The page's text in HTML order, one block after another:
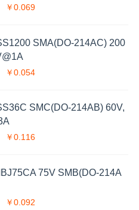
￥0.069
SMA(DO-214AC) 200
￥0.054
SMC(DO-214AB) 60V,
￥0.116
75V SMB(DO-214A
￥0.092